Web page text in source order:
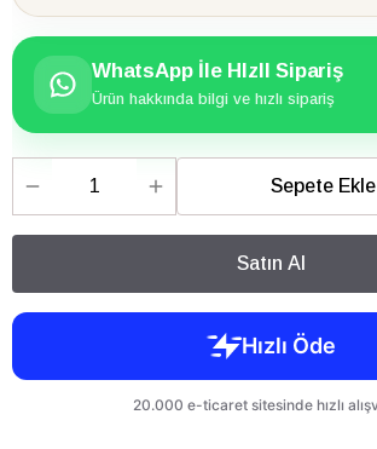
WhatsApp İle HIzlI Sipariş
Ürün hakkında bilgi ve hızlı sipariş
Sepete Ekle
Satın Al